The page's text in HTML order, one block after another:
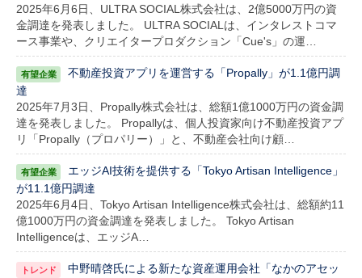
2025年6月6日、ULTRA SOCIAL株式会社は、2億5000万円の資
金調達を発表しました。 ULTRA SOCIALは、インタレストコマ
ース事業や、クリエイタープロダクション「Cue's」の運…
不動産投資アプリを運営する「Propally」が1.1億円調
達
2025年7月3日、Propally株式会社は、総額1億1000万円の資金調
達を発表しました。 Propallyは、個人投資家向け不動産投資アプ
リ「Propally（プロパリー）」と、不動産会社向け顧…
エッジAI技術を提供する「Tokyo Artisan Intelligence」
が11.1億円調達
2025年6月4日、Tokyo Artisan Intelligence株式会社は、総額約11
億1000万円の資金調達を発表しました。 Tokyo Artisan
Intelligenceは、エッジA…
中野晴啓氏による新たな資産運用会社「なかのアセッ